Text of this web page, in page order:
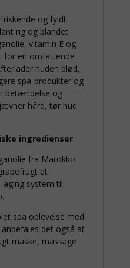
og fyldt
rig og blandet
vitamin E og
for en omfattende
huden blød,
spa-produkter og
betændelse og
hård, tør hud.
ingredienser
fra Marokko
et
system til
spa oplevelse med
det også at
maske, massage